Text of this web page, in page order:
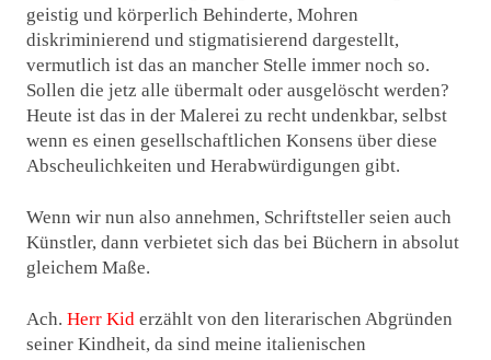
geistig und körperlich Behinderte, Mohren
diskriminierend und stigmatisierend dargestellt,
vermutlich ist das an mancher Stelle immer noch so.
Sollen die jetz alle übermalt oder ausgelöscht werden?
Heute ist das in der Malerei zu recht undenkbar, selbst
wenn es einen gesellschaftlichen Konsens über diese
Abscheulichkeiten und Herabwürdigungen gibt.
Wenn wir nun also annehmen, Schriftsteller seien auch
Künstler, dann verbietet sich das bei Büchern in absolut
gleichem Maße.
Ach. Herr Kid erzählt von den literarischen Abgründen
seiner Kindheit, da sind meine italienischen